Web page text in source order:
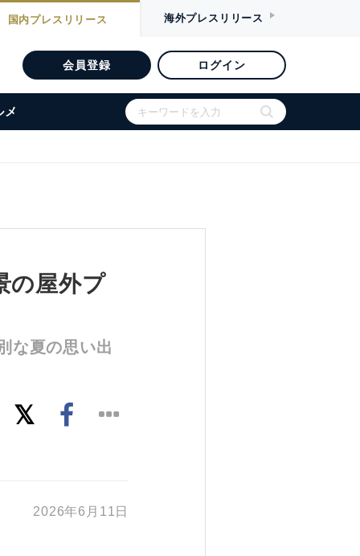
国内プレスリリース 海外プレスリリース
会員登録 ログイン
メ
の屋外プ
な夏の思い出
2026年6月11日